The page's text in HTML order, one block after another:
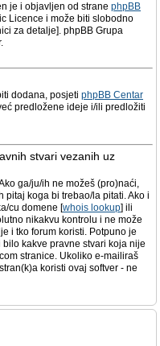
je i objavljen od strane phpBB
Licence i može biti slobodno
za detalje]. phpBB Grupa
dodana, posjeti phpBB Centar
predložene ideje i/ili predložiti
stvari vezanih uz
ga/ju/ih ne možeš (pro)naći,
pitaj koga bi trebao/la pitati. Ako i
cu domene [whois lookup] ili
nikakvu kontrolu i ne može
i tko forum koristi. Potpuno je
kakve pravne stvari koja nije
stranice. Ukoliko e-mailiraš
koristi ovaj softver - ne